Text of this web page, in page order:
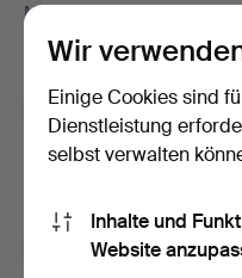
Mit u.a. Auktionskatalogen,
Neuigkeiten. Sie können
beenden, falls Sie nicht
Abonnieren Sie den
Mit u. a. Expertentipps,
Ich bin über 18
Wir
Einige Cookies sind
Dienstleistung
selbst verwalten
Inhalte und
Website